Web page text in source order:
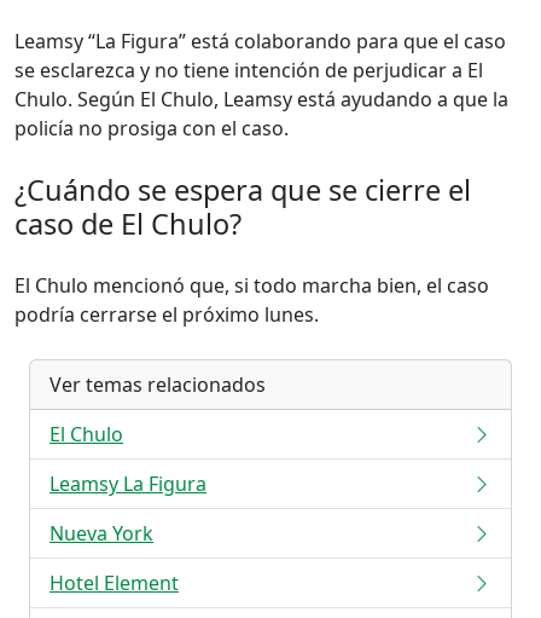
Leamsy “La Figura” está colaborando para que el caso
se esclarezca y no tiene intención de perjudicar a El
Chulo. Según El Chulo, Leamsy está ayudando a que la
policía no prosiga con el caso.
¿Cuándo se espera que se cierre el
caso de El Chulo?
El Chulo mencionó que, si todo marcha bien, el caso
podría cerrarse el próximo lunes.
Ver temas relacionados
El Chulo
Leamsy La Figura
Nueva York
Hotel Element